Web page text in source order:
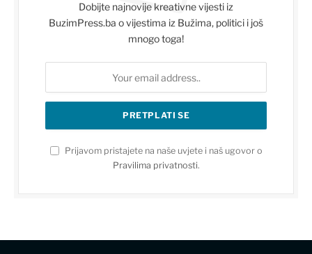
Dobijte najnovije kreativne vijesti iz
BuzimPress.ba o vijestima iz Bužima, politici i još
mnogo toga!
Prijavom pristajete na naše uvjete i naš ugovor o
Pravilima privatnosti.